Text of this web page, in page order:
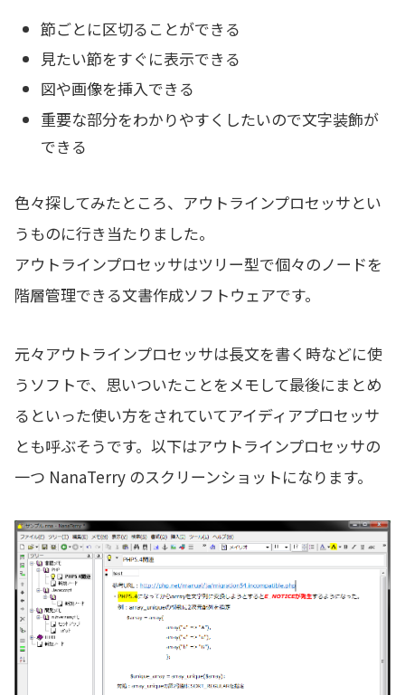
節ごとに区切ることができる
見たい節をすぐに表示できる
図や画像を挿入できる
重要な部分をわかりやすくしたいので文字装飾が
できる
色々探してみたところ、アウトラインプロセッサとい
うものに行き当たりました。
アウトラインプロセッサはツリー型で個々のノードを
階層管理できる文書作成ソフトウェアです。
元々アウトラインプロセッサは長文を書く時などに使
うソフトで、思いついたことをメモして最後にまとめ
るといった使い方をされていてアイディアプロセッサ
とも呼ぶそうです。以下はアウトラインプロセッサの
一つ NanaTerry のスクリーンショットになります。